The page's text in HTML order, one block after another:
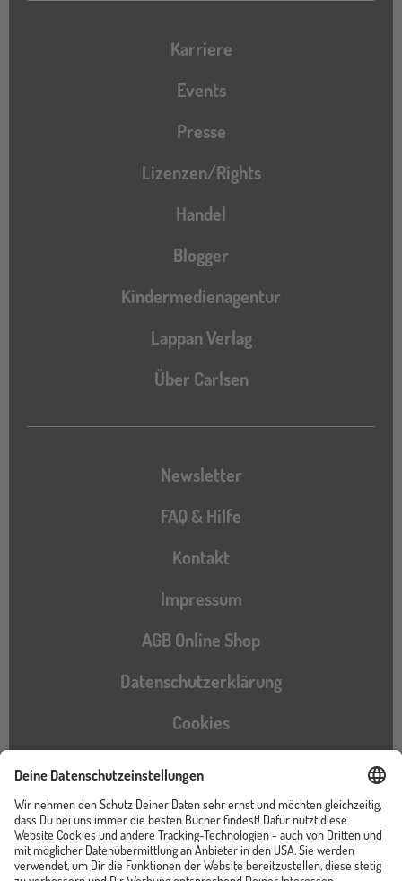
Karriere
Events
Presse
Lizenzen/Rights
Handel
Blogger
Kindermedienagentur
Lappan Verlag
Über Carlsen
Newsletter
FAQ & Hilfe
Kontakt
Impressum
AGB Online Shop
Datenschutzerklärung
Cookies
Barrierefreiheitserklärung
Instagram
TikTokPinterestYouTubeFacebook